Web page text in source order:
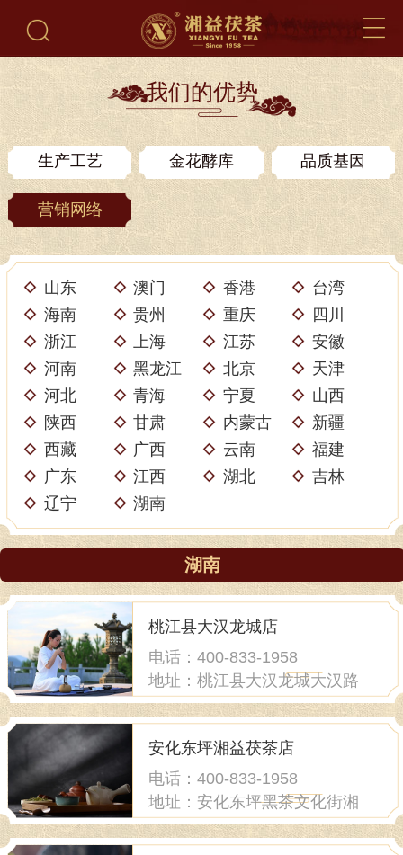
我们的优势
生产工艺 金花酵库 品质基因
营销网络
山东 澳门 香港
台湾
海南
贵州 重庆
四川
浙江
上海 江苏
安徽
河南
黑龙江 北京
天津
河北
青海 宁夏
山西
陕西
甘肃 内蒙古
新疆
西藏
广西 云南
福建
广东
江西 湖北
吉林
辽宁
湖南
湖南
桃江县大汉龙城店
电话：400-833-1958
地址：桃江县大汉龙城大汉路
七栋
安化东坪湘益茯茶店
电话：400-833-1958
地址：安化东坪黑茶文化街湘
益茯茶店